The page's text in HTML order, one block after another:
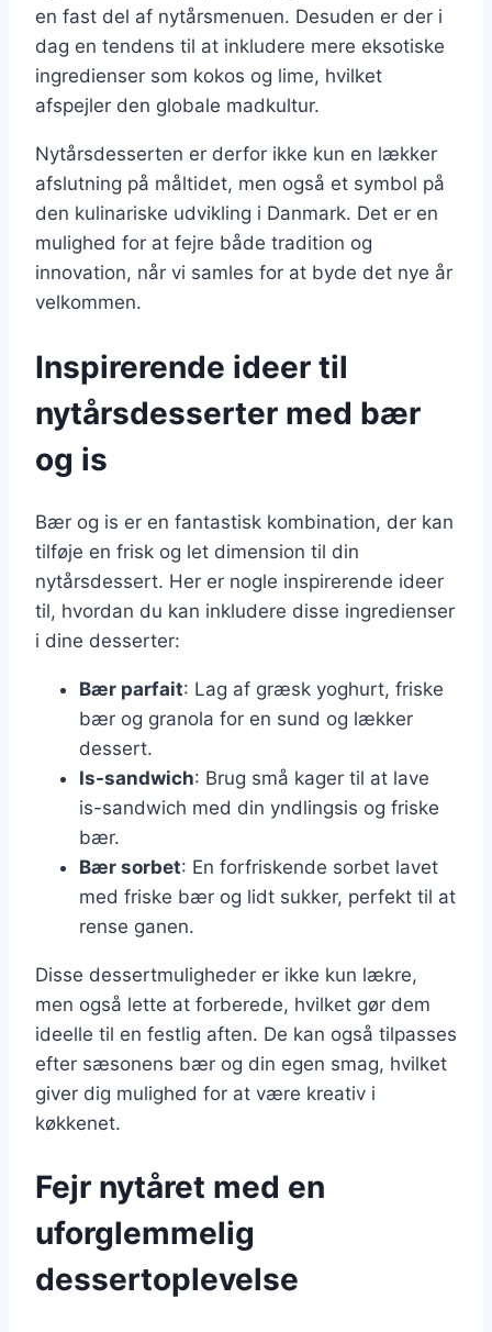
en fast del af nytårsmenuen. Desuden er der i
dag en tendens til at inkludere mere eksotiske
ingredienser som kokos og lime, hvilket
afspejler den globale madkultur.
Nytårsdesserten er derfor ikke kun en lækker
afslutning på måltidet, men også et symbol på
den kulinariske udvikling i Danmark. Det er en
mulighed for at fejre både tradition og
innovation, når vi samles for at byde det nye år
velkommen.
Inspirerende ideer til
nytårsdesserter med bær
og is
Bær og is er en fantastisk kombination, der kan
tilføje en frisk og let dimension til din
nytårsdessert. Her er nogle inspirerende ideer
til, hvordan du kan inkludere disse ingredienser
i dine desserter:
Bær parfait: Lag af græsk yoghurt, friske
bær og granola for en sund og lækker
dessert.
Is-sandwich: Brug små kager til at lave
is-sandwich med din yndlingsis og friske
bær.
Bær sorbet: En forfriskende sorbet lavet
med friske bær og lidt sukker, perfekt til at
rense ganen.
Disse dessertmuligheder er ikke kun lækre,
men også lette at forberede, hvilket gør dem
ideelle til en festlig aften. De kan også tilpasses
efter sæsonens bær og din egen smag, hvilket
giver dig mulighed for at være kreativ i
køkkenet.
Fejr nytåret med en
uforglemmelig
dessertoplevelse